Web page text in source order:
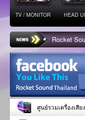
TV / MONITOR HEAD
Rocket
ศูนย์รวมเครื่องเสียง